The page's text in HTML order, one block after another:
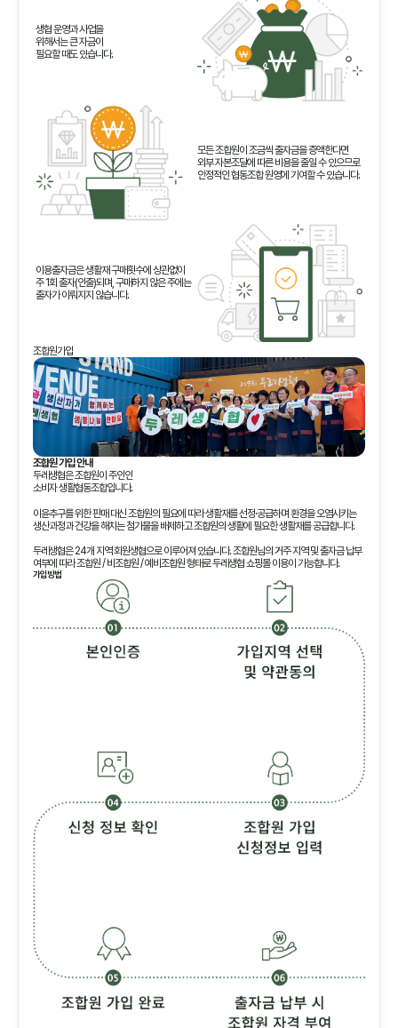
생협 운영과 사업을
위해서는 큰 자금이
필요할 때도 있습니다.
모든 조합원이 조금씩 출자금을 증액한다면
외부 자본조달에 따른 비용을 줄일 수 있으므로
안정적인 협동조합 원영에 기여할 수 있습니다.
이용출자금은 생활재 구매횟수에 상관없이
주 1회 출자(인출)되며, 구매하지 않은 주에는
출자가 이뤄지지 않습니다.
조합원가입
조합원 가입 안내
두레생협은 조합원이 주인인
소비자 생활협동조합입니다.
이윤추구를 위한 판매 대신 조합원의 필요에 따라 생활재를 선정·공급하며 환경을 오염시키는
생산과정과 건강을 해치는 첨가물을 배제하고 조합원의 생활에 필요한 생활재를 공급합니다.
두레생협은 24개 지역 회원생협으로 이루어져 있습니다. 조합원님의 거주 지역 및 출자금 납부
여부에 따라 조합원 / 비조합원 / 예비조합원 형태로 두레생협 쇼핑몰 이용이 가능합니다.
가입방법